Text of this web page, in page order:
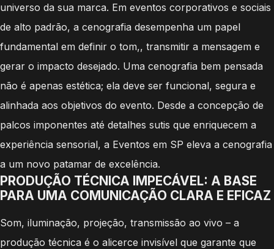
universo da sua marca. Em eventos corporativos e sociais
de alto padrão, a cenografia desempenha um papel
fundamental em definir o tom,, transmitir a mensagem e
gerar o impacto desejado. Uma cenografia bem pensada
não é apenas estética; ela deve ser funcional, segura e
alinhada aos objetivos do evento. Desde a concepção de
palcos imponentes até detalhes sutis que enriquecem a
experiência sensorial, a Eventos em SP eleva a cenografia
a um novo patamar de excelência.
PRODUÇÃO TÉCNICA IMPECÁVEL: A BASE
PARA UMA COMUNICAÇÃO CLARA E EFICAZ
Som, iluminação, projeção, transmissão ao vivo – a
produção técnica é o alicerce invisível que garante que